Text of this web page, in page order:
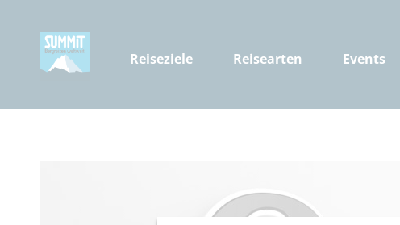
Reiseziele Reisearten Events